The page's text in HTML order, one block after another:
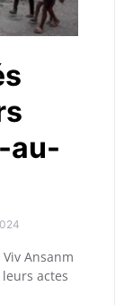
au-
Ansanm
actes